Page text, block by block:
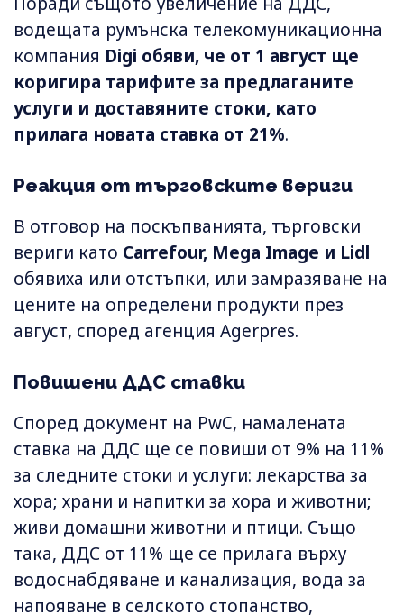
водещата румънска телекомуникационна
компания Digi обяви, че от 1 август ще
коригира тарифите за предлаганите
услуги и доставяните стоки, като
прилага новата ставка от 21%.
Реакция от търговските вериги
В отговор на поскъпванията, търговски
вериги като Carrefour, Mega Image и Lidl
обявиха или отстъпки, или замразяване на
цените на определени продукти през
август, според агенция Agerpres.
Повишени ДДС ставки
Според документ на PwC, намалената
ставка на ДДС ще се повиши от 9% на 11%
за следните стоки и услуги: лекарства за
хора; храни и напитки за хора и животни;
живи домашни животни и птици. Също
така, ДДС от 11% ще се прилага върху
водоснабдяване и канализация, вода за
напояване в селското стопанство,